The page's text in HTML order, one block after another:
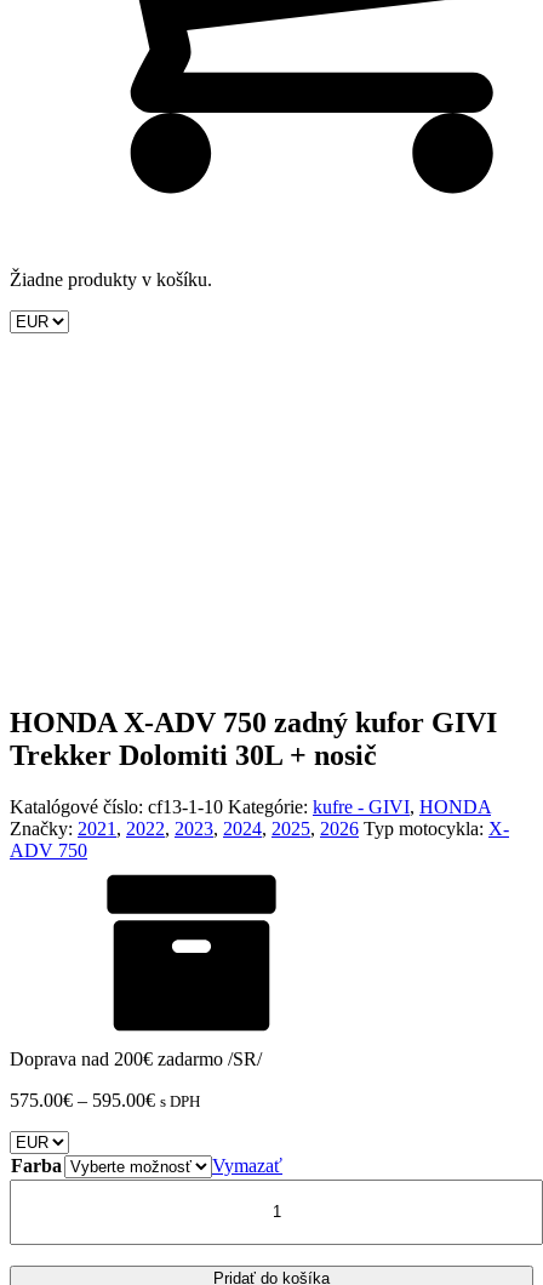
Žiadne produkty v košíku.
HONDA X-ADV 750 zadný kufor GIVI
Trekker Dolomiti 30L + nosič
Katalógové číslo: cf13-1-10 Kategórie: kufre - GIVI, HONDA
Značky: 2021 , 2022, 2023, 2024, 2025, 2026 Typ motocykla: X-
ADV 750
Doprava nad 200€ zadarmo /SR/
575.00€ – 595.00€Price
through
595.00€
s DPH
Farba
Vymazať
750
Pridať do košíka